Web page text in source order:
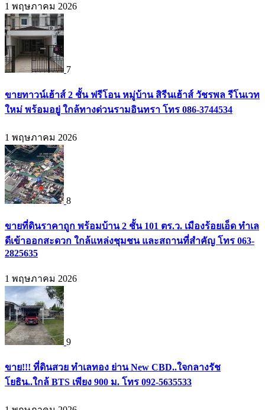
1 พฤษภาคม 2026
7
ขายทาวน์เฮ้าส์ 2 ชั้น ฟรีโอน หมู่บ้าน สิรีนเฮ้าส์ วัชรพล รีโนเวท
ใหม่ พร้อมอยู่ ใกล้ทางด่วนรามอินทรา โทร 086-3744534
1 พฤษภาคม 2026
8
ขายที่ดินราคาถูก พร้อมบ้าน 2 ชั้น 101 ตร.ว. เมืองร้อยเอ็ด ทำเล
ดีเข้าออกสะดวก ใกล้แหล่งชุมชน และสถานที่สำคัญ โทร 063-
2825635
1 พฤษภาคม 2026
9
ขาย!!! ที่ดินสวย ทำเลทอง ย่าน New CBD..ใจกลางรัช
โยธิน..ใกล้ BTS เพียง 900 ม. โทร 092-5635533